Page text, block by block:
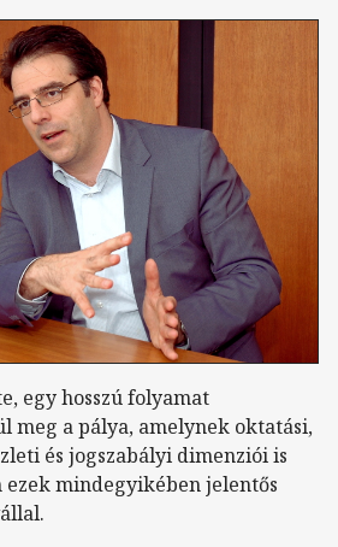
egy hosszú folyamat
meg a pálya, amelynek oktatási,
és jogszabályi dimenziói is
ezek mindegyikében jelentős